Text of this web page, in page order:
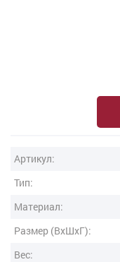
Артикул:
Тип:
Материал:
Размер (ВxШxГ):
Вес: